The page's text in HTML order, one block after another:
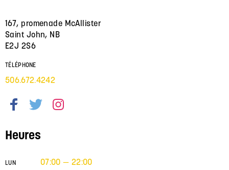
167, promenade McAllister
Saint John, NB
E2J 2S6
TÉLÉPHONE
506.672.4242
Heures
LUN 07:00 — 22:00